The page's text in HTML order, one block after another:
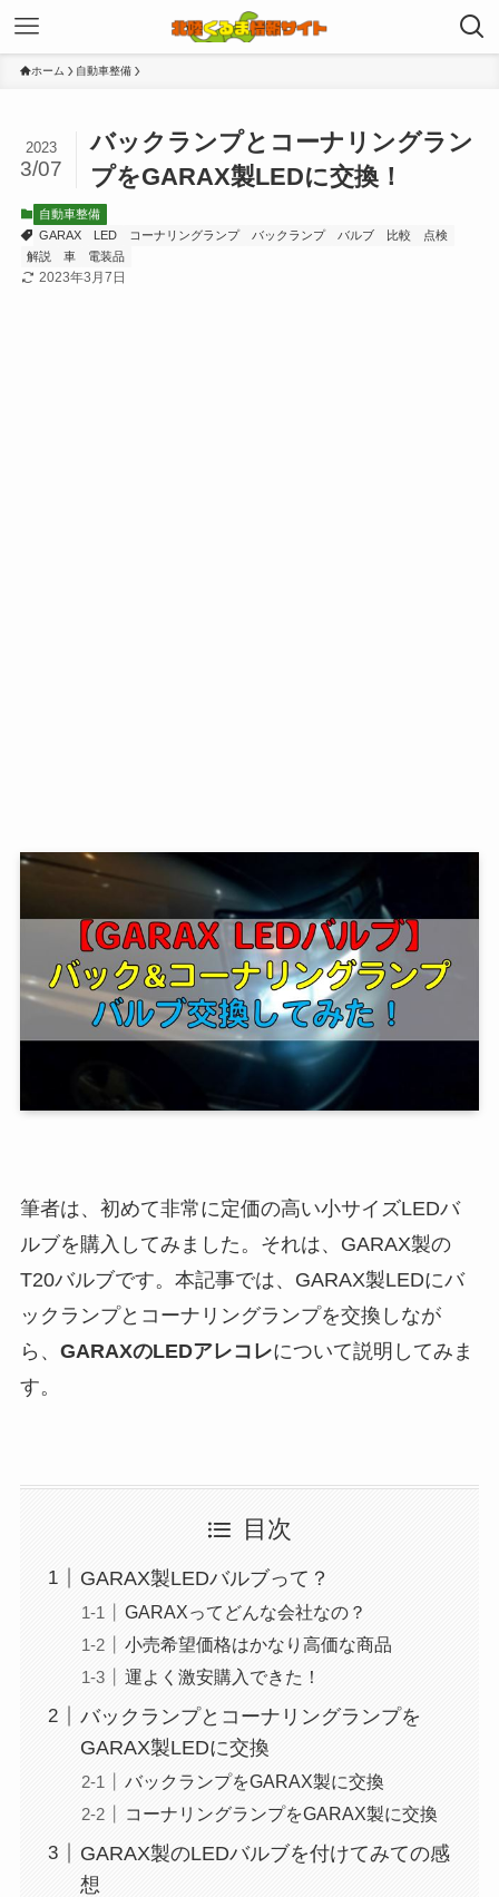
ホーム 自動車整備
バックランプとコーナリングラン
プをGARAX製LEDに交換！
2023
3/07
自動車整備
GARAX
LED コーナリングランプ バックランプ バルブ 比較
点検
解説
車 電装品
2023年3月7日
筆者は、初めて非常に定価の高い小サイズLEDバ
ルブを購入してみました。それは、GARAX製の
T20バルブです。本記事では、GARAX製LEDにバ
ックランプとコーナリングランプを交換しなが
ら、 GARAXのLEDアレコレについて説明してみま
す。
目次
GARAX製LEDバルブって？
GARAXってどんな会社なの？
小売希望価格はかなり高価な商品
運よく激安購入できた！
バックランプとコーナリングランプを
GARAX製LEDに交換
バックランプをGARAX製に交換
コーナリングランプをGARAX製に交換
GARAX製のLEDバルブを付けてみての感
想